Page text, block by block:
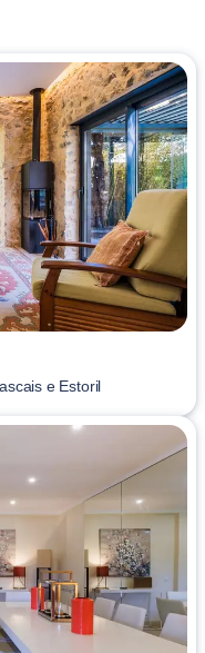
e Estoril